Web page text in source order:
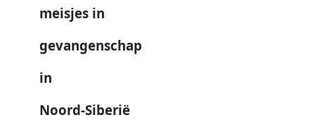
meisjes in
gevangenschap
in
Noord-Siberië